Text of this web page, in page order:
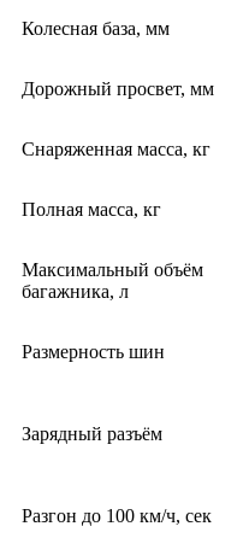
Колесная база, мм
Дорожный просвет, мм
Снаряженная масса, кг
Полная масса, кг
Максимальный объём
багажника, л
Размерность шин
Зарядный разъём
Разгон до 100 км/ч, сек